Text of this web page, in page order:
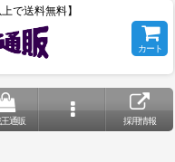
で送料無料】
カート
通販 採用情報